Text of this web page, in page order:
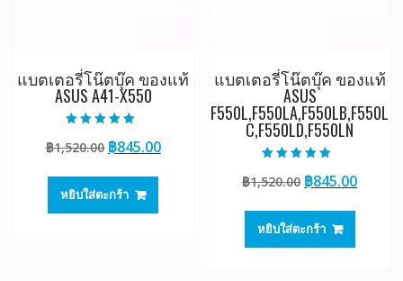
แบตเตอรี่โน๊ตบุ๊ค ของแท้
ASUS A41-X550
5.00
ตั้งแต่ 1-5
฿1,520.00 Original
was:
฿1,520.00.
฿845.00Current
หยิบใส่ตะกร้า
แบตเตอรี่โน๊ตบุ๊ค ของแท้
ASUS
F550L,F550LA,F550LB,F550L
C,F550LD,F550LN
5.00
ตั้งแต่ 1-5
฿1,520.00 Original
was:
฿1,520.00.
฿845.00
หยิบใส่ตะกร้า